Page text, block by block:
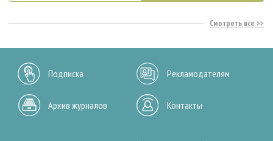
Смотреть все
Подписка Рекламодателям
Архив журналов Контакты